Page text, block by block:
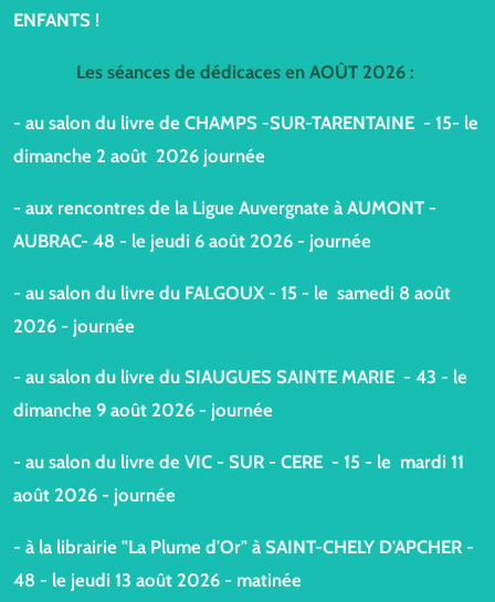
ENFANTS !
Les séances de dédicaces en AOÛT 2026 :
- au salon du livre de CHAMPS -SUR-TARENTAINE - 15- le
dimanche 2 août 2026 journée
- aux rencontres de la Ligue Auvergnate à AUMONT -
AUBRAC- 48 - le jeudi 6 août 2026 - journée
- au salon du livre du FALGOUX - 15 - le samedi 8 août
2026 - journée
- au salon du livre du SIAUGUES SAINTE MARIE - 43 - le
dimanche 9 août 2026 - journée
- au salon du livre de VIC - SUR - CERE - 15 - le mardi 11
août 2026 - journée
- à la librairie "La Plume d'Or" à SAINT-CHELY D'APCHER -
48 - le jeudi 13 août 2026 - matinée